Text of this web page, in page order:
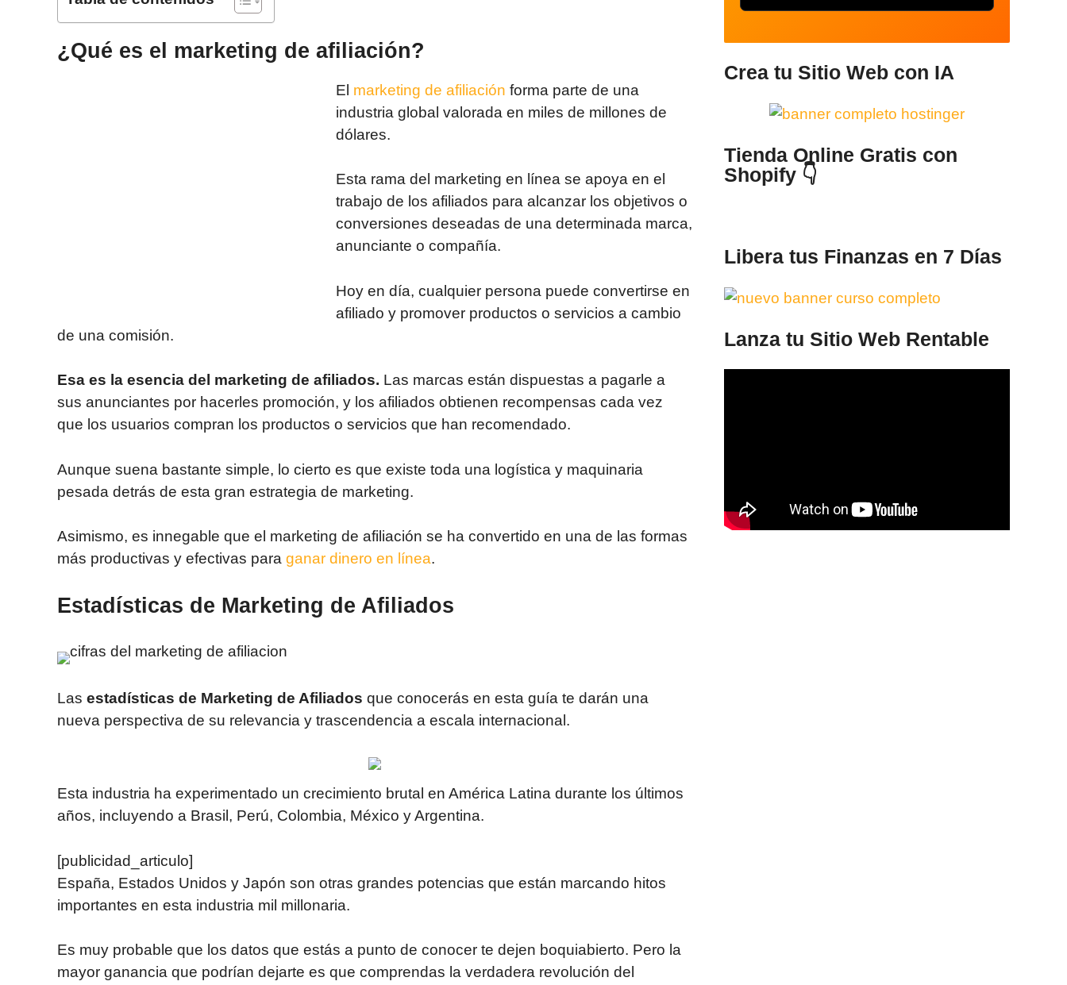
¿Qué es el marketing de afiliación?
El marketing de afiliación forma parte de una
industria global valorada en miles de millones de
dólares.
Esta rama del marketing en línea se apoya en el
trabajo de los afiliados para alcanzar los objetivos o
conversiones deseadas de una determinada marca,
anunciante o compañía.
Hoy en día, cualquier persona puede convertirse en
afiliado y promover productos o servicios a cambio
de una comisión.
Esa es la esencia del marketing de afiliados. Las marcas están dispuestas a pagarle a
sus anunciantes por hacerles promoción, y los afiliados obtienen recompensas cada vez
que los usuarios compran los productos o servicios que han recomendado.
Aunque suena bastante simple, lo cierto es que existe toda una logística y maquinaria
pesada detrás de esta gran estrategia de marketing.
Asimismo, es innegable que el marketing de afiliación se ha convertido en una de las formas
más productivas y efectivas para ganar dinero en línea.
Estadísticas de Marketing de Afiliados
Las estadísticas de Marketing de Afiliados que conocerás en esta guía te darán una
nueva perspectiva de su relevancia y trascendencia a escala internacional.
Esta industria ha experimentado un crecimiento brutal en América Latina durante los últimos
años, incluyendo a Brasil, Perú, Colombia, México y Argentina.
[publicidad_articulo]
España, Estados Unidos y Japón son otras grandes potencias que están marcando hitos
importantes en esta industria mil millonaria.
Es muy probable que los datos que estás a punto de conocer te dejen boquiabierto. Pero la
mayor ganancia que podrían dejarte es que comprendas la verdadera revolución del
Crea tu Sitio Web con IA
Tienda Online Gratis con
Shopify 👇
Libera tus Finanzas en 7 Días
Lanza tu Sitio Web Rentable